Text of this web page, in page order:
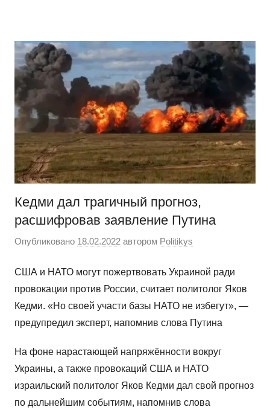
содержимому
сайт
WordPress
Кедми дал трагичный прогноз,
расшифровав заявление Путина
Опубликовано 18.02.2022 автором Politikys
США и НАТО могут пожертвовать Украиной ради
провокации против России, считает политолог Яков
Кедми. «Но своей участи базы НАТО не избегут», —
предупредил эксперт, напомнив слова Путина
На фоне нарастающей напряжённости вокруг
Украины, а также провокаций США и НАТО
израильский политолог Яков Кедми дал свой прогноз
по дальнейшим событиям, напомнив слова